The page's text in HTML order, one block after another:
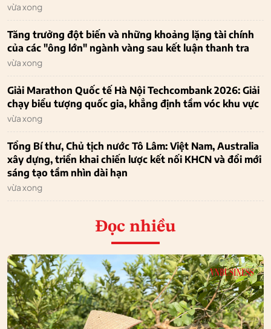
vừa xong
Tăng trưởng đột biến và những khoảng lặng tài chính
của các "ông lớn" ngành vàng sau kết luận thanh tra
vừa xong
Giải Marathon Quốc tế Hà Nội Techcombank 2026: Giải
chạy biểu tượng quốc gia, khẳng định tầm vóc khu vực
vừa xong
Tổng Bí thư, Chủ tịch nước Tô Lâm: Việt Nam, Australia
xây dựng, triển khai chiến lược kết nối KHCN và đổi mới
sáng tạo tầm nhìn dài hạn
vừa xong
Đọc nhiều